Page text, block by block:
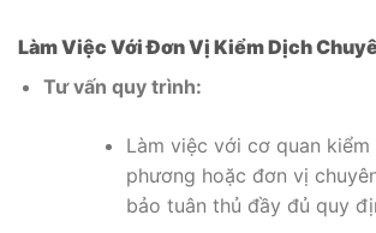
Làm Việc Với Đơn Vị Kiểm Dịch
Tư vấn quy trình:
Làm việc với cơ quan
phương hoặc đơn vị
bảo tuân thủ đầy đủ quy